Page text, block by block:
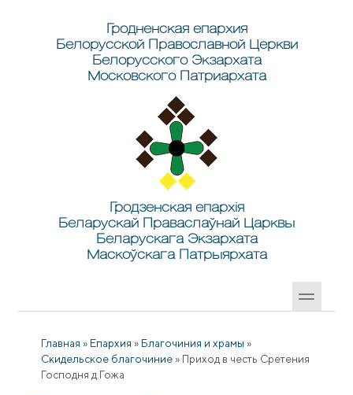
Гродненская епархия
Белорусской Православной Церкви
Белорусского Экзархата
Московского Патриархата
Гродзенская епархія
Беларускай Праваслаўнай Царквы
Беларускага Экзархата
Маскоўскага Патрыярхата
Главная » Епархия » Благочиния и храмы »
Скидельское благочиние » Приход в честь Сретения
Господня д.Гожа